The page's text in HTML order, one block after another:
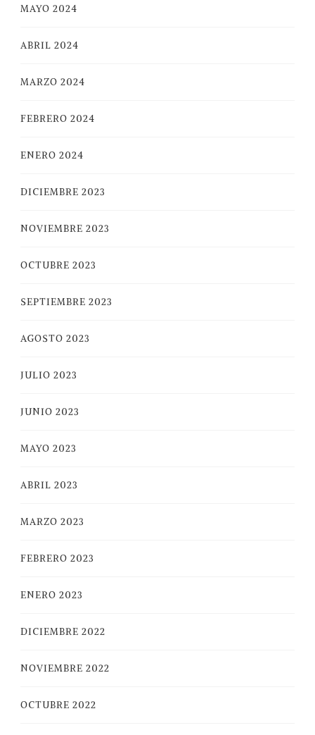
MAYO 2024
ABRIL 2024
MARZO 2024
FEBRERO 2024
ENERO 2024
DICIEMBRE 2023
NOVIEMBRE 2023
OCTUBRE 2023
SEPTIEMBRE 2023
AGOSTO 2023
JULIO 2023
JUNIO 2023
MAYO 2023
ABRIL 2023
MARZO 2023
FEBRERO 2023
ENERO 2023
DICIEMBRE 2022
NOVIEMBRE 2022
OCTUBRE 2022